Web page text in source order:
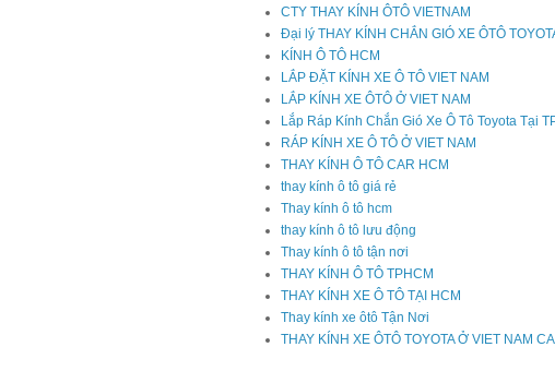
CTY THAY KÍNH ÔTÔ VIETNAM
Đại lý THAY KÍNH CHẮN GIÓ XE ÔTÔ
KÍNH Ô TÔ HCM
LẮP ĐẶT KÍNH XE Ô TÔ VIET NAM
LẮP KÍNH XE ÔTÔ Ở VIET NAM
Lắp Ráp Kính Chắn Gió Xe Ô Tô Toyota Tại
RÁP KÍNH XE Ô TÔ Ở VIET NAM
THAY KÍNH Ô TÔ CAR HCM
thay kính ô tô giá rẻ
Thay kính ô tô hcm
thay kính ô tô lưu động
Thay kính ô tô tận nơi
THAY KÍNH Ô TÔ TPHCM
THAY KÍNH XE Ô TÔ TẠI HCM
Thay kính xe ôtô Tận Nơi
THAY KÍNH XE ÔTÔ TOYOTA Ở VIET NAM